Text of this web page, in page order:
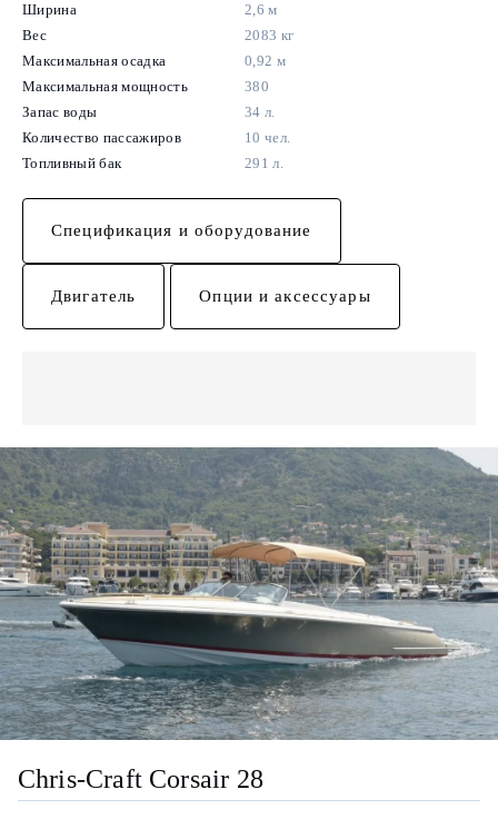
Ширина
2,6 м
Вес
2083 кг
Максимальная осадка
0,92 м
Максимальная мощность
380
Запас воды
34 л.
Количество пассажиров
10 чел.
Топливный бак
291 л.
Спецификация и оборудование
Двигатель Опции и аксессуары
Chris-Craft Corsair 28